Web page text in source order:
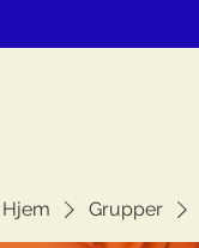
Hjem Grupper